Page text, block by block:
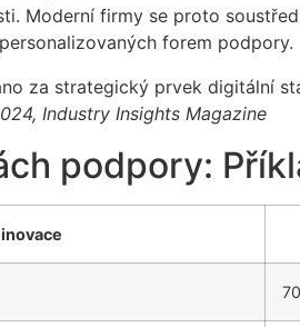
Moderní firmy se proto
forem podpory.
za strategický prvek digitální
Industry Insights Magazine
podpory: